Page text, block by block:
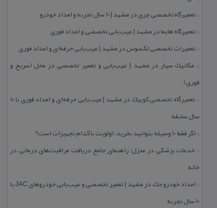
:: تعمیرگاه تخصصی چری در مشهد | ۱۰ سال تجربه و امداد خودرو
:: تعمیرگاه هایما در مشهد | عیب‌یابی تخصصی و امداد فوری
:: تعمیرات تخصصی لكسوس در مشهد | عیب‌یابی حرفه‌ای و امداد فوری
:: مكانیك سیار در مشهد | عیب‌یابی و تعمیر تخصصی در محل (سریع و
فوری)
::
تعمیرگاه تخصصی كوییك در مشهد | عیب‌یابی حرفه‌ای و امداد فوری با ۱۰
سال سابقه
:: اگر فقط 10 وسیله بتوانید بخرید، اولویت با كدام تجهیزات است؟
:: خدمات پزشكی در منزل؛ راهنمای جامع دریافت مراقبت‌های درمانی در
خانه
::
امداد خودرو جك در مشهد | تعمیر تخصصی و عیب‌یابی خودروهای JAC با
۱۰ سال تجربه